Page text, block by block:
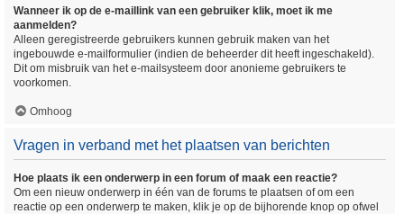
Wanneer ik op de e-maillink van een gebruiker klik, moet ik me
aanmelden?
Alleen geregistreerde gebruikers kunnen gebruik maken van het
ingebouwde e-mailformulier (indien de beheerder dit heeft ingeschakeld).
Dit om misbruik van het e-mailsysteem door anonieme gebruikers te
voorkomen.
Omhoog
Vragen in verband met het plaatsen van berichten
Hoe plaats ik een onderwerp in een forum of maak een reactie?
Om een nieuw onderwerp in één van de forums te plaatsen of om een
reactie op een onderwerp te maken, klik je op de bijhorende knop op ofwel